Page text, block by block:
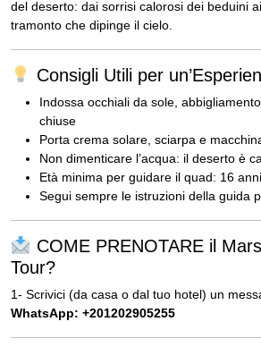
del deserto: dai sorrisi calorosi dei beduini
tramonto che dipinge il cielo.
Consigli Utili per
Indossa occhiali da sole,
chiuse
Porta crema solare, sciarpa e
Non dimenticare l’acqua: il deserto è
Età minima per guidare il quad: 16 anni
Segui sempre le istruzioni della guida
COME PRENOTARE il
Tour?
1- Scrivici (da casa o dal tuo hotel) un
WhatsApp: +201202905255